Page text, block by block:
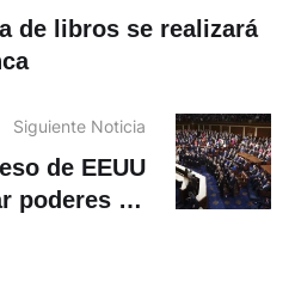
de libros se realizará
Siguiente Noticia
de EEUU
poderes de